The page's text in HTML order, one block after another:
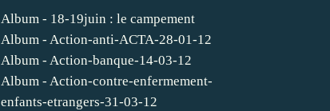
Album - 18-19juin : le campement
Album - Action-anti-ACTA-28-01-12
Album - Action-banque-14-03-12
Album - Action-contre-enfermement-
enfants-etrangers-31-03-12